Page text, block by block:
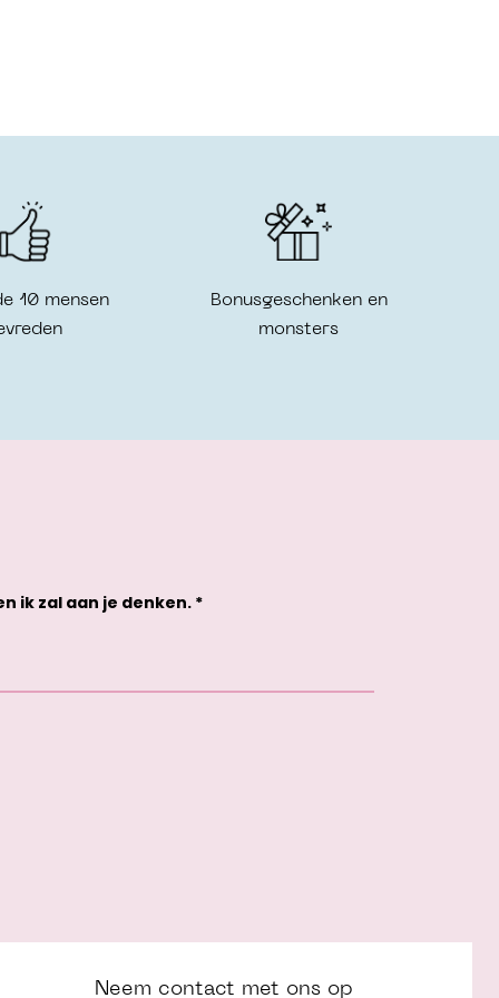
10 mensen
Bonusgeschenken en
monsters
ik zal aan je denken. *
Neem contact met ons op